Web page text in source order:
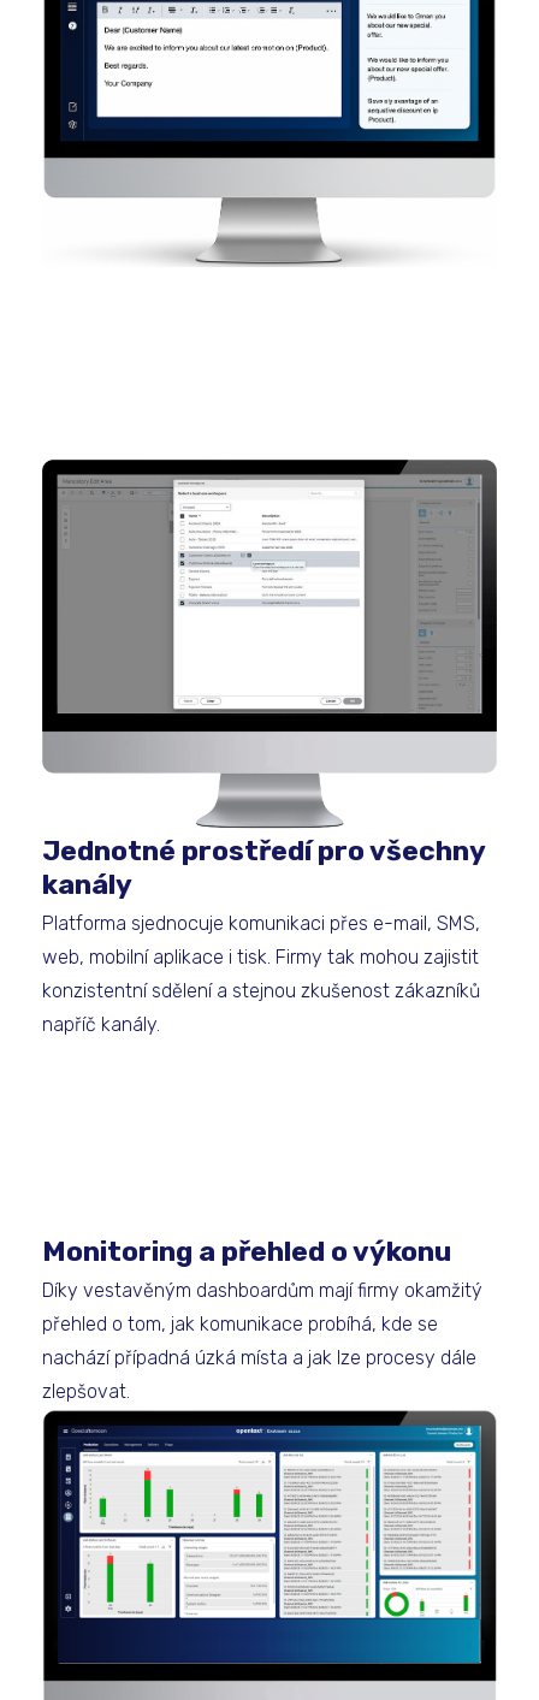
Jednotné prostředí pro všechny
kanály
Platforma sjednocuje komunikaci přes e-mail, SMS,
web, mobilní aplikace i tisk. Firmy tak mohou zajistit
konzistentní sdělení a stejnou zkušenost zákazníků
napříč kanály.
Monitoring a přehled o výkonu
Díky vestavěným dashboardům mají firmy okamžitý
přehled o tom, jak komunikace probíhá, kde se
nachází případná úzká místa a jak lze procesy dále
zlepšovat.